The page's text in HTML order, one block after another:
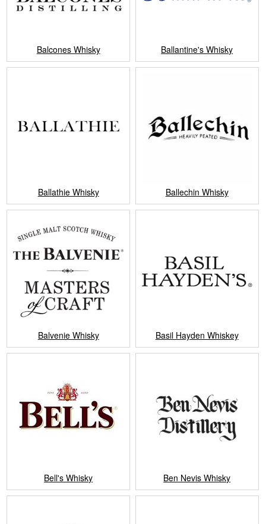
Balcones Whisky Ballantine's Whisky
Ballathie Whisky Ballechin Whisky
Balvenie Whisky Basil Hayden Whiskey
Bell's Whisky Ben Nevis Whisky